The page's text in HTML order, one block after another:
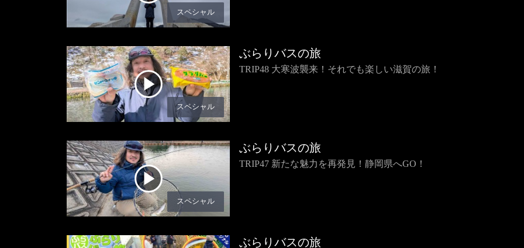
スペシャル
スペシャル
ぶらりバスの旅
TRIP48 大寒波襲来！それでも楽しい滋賀の旅！
スペシャル
ぶらりバスの旅
TRIP47 新たな魅力を再発見！静岡県へGO！
ぶらりバスの旅